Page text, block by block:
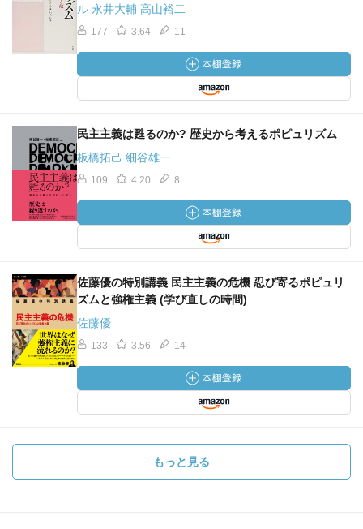
ル 永井大輔 高山裕二
177 3.64 11
民主主義は甦るのか? 歴史から考えるポピュリズム
板橋拓己 細谷雄一
109 4.20 8
佐藤優の特別講義 民主主義の危機 忍び寄るポピュリ
ズムと強権主義 (学び直しの時間)
佐藤優
133 3.56 14
もっと見る